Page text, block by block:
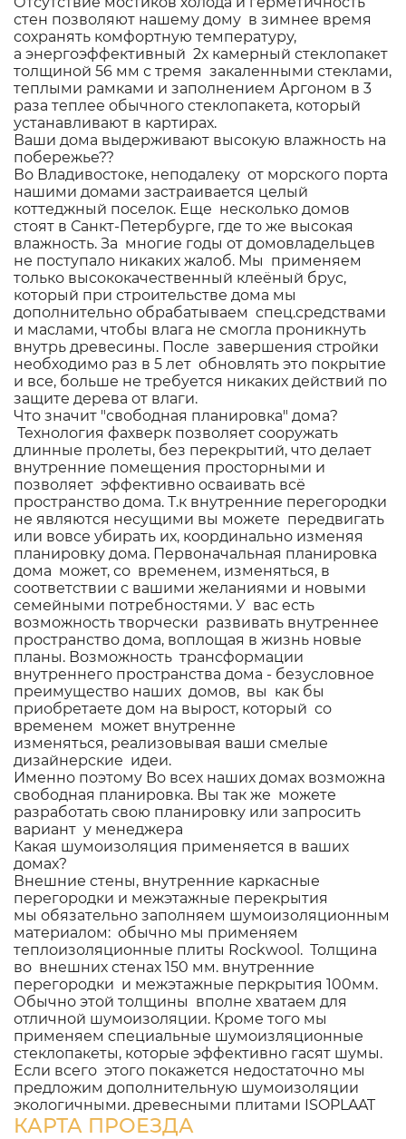
стен позволяют нашему дому в зимнее время
сохранять комфортную температуру,
а энергоэффективный 2х камерный стеклопакет
толщиной 56 мм с тремя закаленными стеклами,
теплыми рамками и заполнением Аргоном в 3
раза теплее обычного стеклопакета, который
устанавливают в картирах.
Ваши дома выдерживают высокую влажность на
побережье??
Во Владивостоке, неподалеку от морского порта
нашими домами застраивается целый
коттеджный поселок. Еще несколько домов
стоят в Санкт-Петербурге, где то же высокая
влажность. За многие годы от домовладельцев
не поступало никаких жалоб. Мы применяем
только высококачественный клеёный брус,
который при строительстве дома мы
дополнительно обрабатываем спец.средствами
и маслами, чтобы влага не смогла проникнуть
внутрь древесины. После завершения стройки
необходимо раз в 5 лет обновлять это покрытие
и все, больше не требуется никаких действий по
защите дерева от влаги.
Что значит "свободная планировка" дома?
Технология фахверк позволяет сооружать
длинные пролеты, без перекрытий, что делает
внутренние помещения просторными и
позволяет эффективно осваивать всё
пространство дома. Т.к внутренние перегородки
не являются несущими вы можете передвигать
или вовсе убирать их, координально изменяя
планировку дома. Первоначальная планировка
дома может, со временем, изменяться, в
соответствии с вашими желаниями и новыми
семейными потребностями. У вас есть
возможность творчески развивать внутреннее
пространство дома, воплощая в жизнь новые
планы. Возможность трансформации
внутреннего пространства дома - безусловное
преимущество наших домов, вы как бы
приобретаете дом на вырост, который со
временем может внутренне
изменяться, реализовывая ваши смелые
дизайнерские идеи.
Именно поэтому Во всех наших домах возможна
свободная планировка. Вы так же можете
разработать свою планировку или запросить
вариант у менеджера
Какая шумоизоляция применяется в ваших
домах?
Внешние стены, внутренние каркасные
перегородки и межэтажные перекрытия
мы обязательно заполняем шумоизоляционным
материалом: обычно мы применяем
теплоизоляционные плиты Rockwool. Толщина
во внешних стенах 150 мм. внутренние
перегородки и межэтажные перкрытия 100мм.
Обычно этой толщины вполне хватаем для
отличной шумоизоляции. Кроме того мы
применяем специальные шумоизляционные
стеклопакеты, которые эффективно гасят шумы.
Если всего этого покажется недостаточно мы
предложим дополнительную шумоизоляции
экологичными. древесными плитами ISOPLAAT
КАРТА ПРОЕЗДА